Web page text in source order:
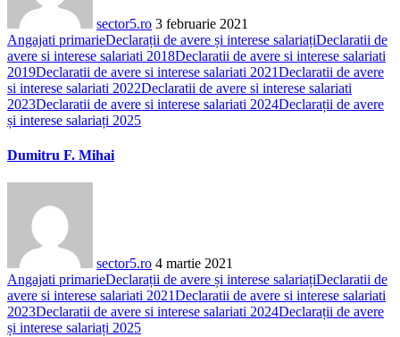
sector5.ro 3 februarie 2021
Angajati primarieDeclarații de avere și interese salariațiDeclaratii de
avere si interese salariati 2018Declaratii de avere si interese salariati
2019Declaratii de avere si interese salariati 2021Declaratii de avere
si interese salariati 2022Declaratii de avere si interese salariati
2023Declaratii de avere si interese salariati 2024Declarații de avere
și interese salariați 2025
Dumitru F. Mihai
sector5.ro 4 martie 2021
Angajati primarieDeclarații de avere și interese salariațiDeclaratii de
avere si interese salariati 2021Declaratii de avere si interese salariati
2023Declaratii de avere si interese salariati 2024Declarații de avere
și interese salariați 2025